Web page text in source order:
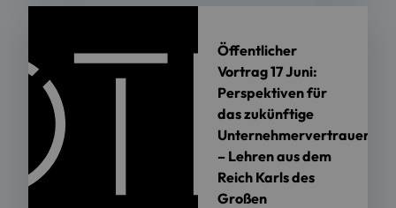
Öffentlicher
Vortrag 17 Juni:
Perspektiven für
das zukünftige
Unternehmervertrauen
– Lehren aus dem
Reich Karls des
Großen